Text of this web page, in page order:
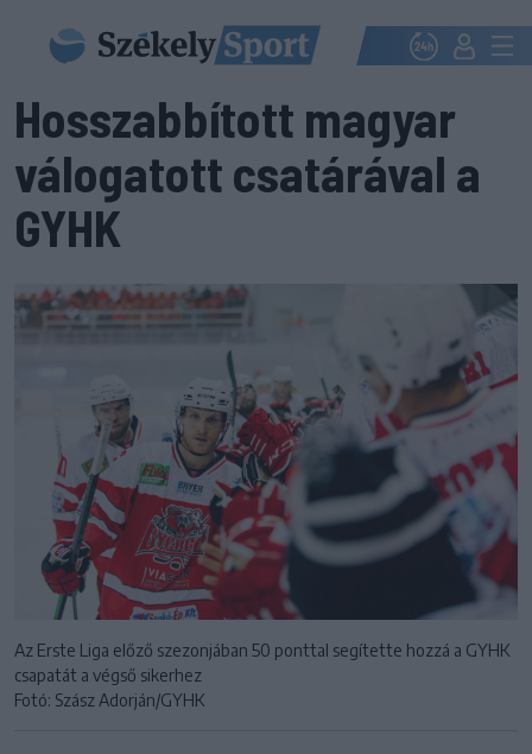
Hosszabbított magyar
válogatott csatárával a
GYHK
Az Erste Liga előző szezonjában 50 ponttal segítette hozzá a GYHK
csapatát a végső sikerhez
Fotó: Szász Adorján/GYHK